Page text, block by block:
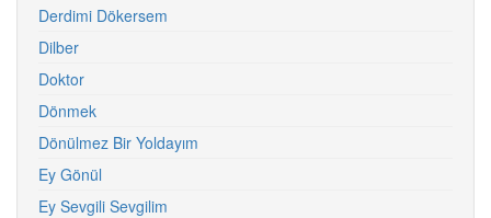
Derdimi Dökersem
Dilber
Doktor
Dönmek
Dönülmez Bir Yoldayım
Ey Gönül
Ey Sevgili Sevgilim